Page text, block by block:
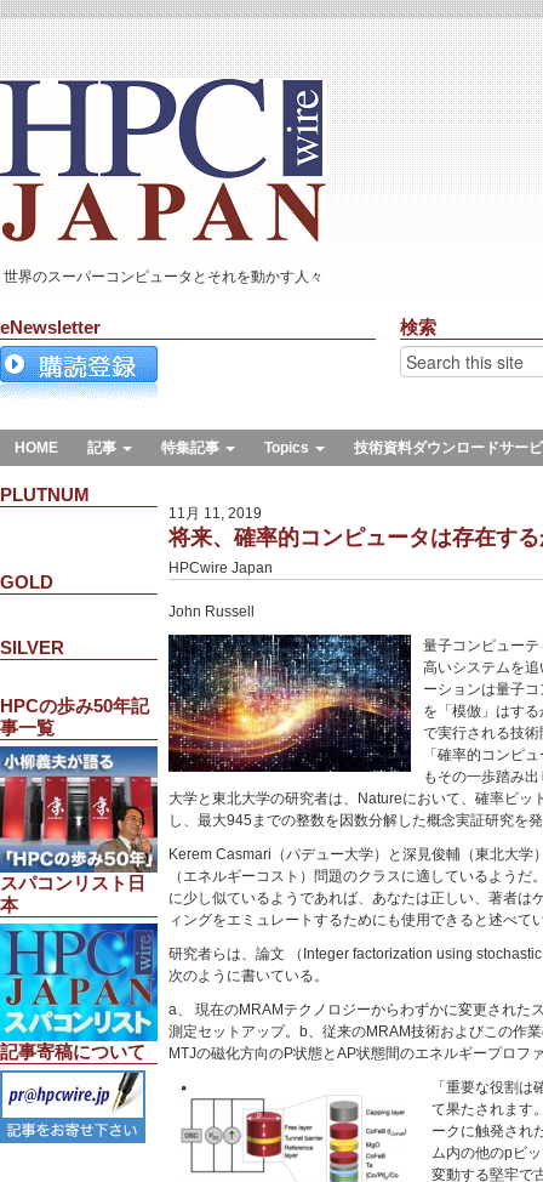
世界のスーパーコンピュータとそれを動かす人々
eNewsletter 検索
HOME 記事 特集記事 Topics 技術資料ダウンロードサー
PLUTNUM
GOLD
SILVER
HPCの歩み50年記
事一覧
スパコンリスト日
本
記事寄稿について
11月 11, 2019
将来、確率的コンピュータは存在す
HPCwire Japan
John Russell
量子コンピュー
高いシステムを
ーションは量子
を「模倣」はす
で実行される技
「確率的コンピ
もその一歩踏み
大学と東北大学の研究者は、Natureにおいて、確率ビッ
し、最大945までの整数を因数分解した概念実証研究を
Kerem Casmari（パデュー大学）と深見俊輔（東北大学
（エネルギーコスト）問題のクラスに適しているようだ
に少し似ているようであれば、あなたは正しい、著者は
ィングをエミュレートするためにも使用できると述べて
研究者らは、論文 （Integer factorization using
次のように書いている。
a、 現在のMRAMテクノロジーからわずかに変更された
測定セットアップ。b、従来のMRAM技術およびこの作
MTJの磁化方向のP状態とAP状態間のエネルギープロフ
「重要な役割
て果たされます
ークに触発され
ム内の他のpビ
変動する堅牢で